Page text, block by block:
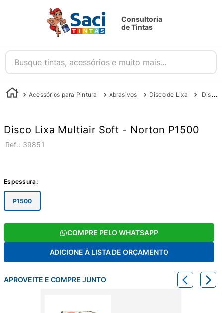
Consultoria
de Tintas
Busque tintas, acessórios e muito mais...
Acessórios para Pintura Abrasivos Disco de Lixa Disco Multiair Soft 1500 - Norton
Disco Lixa Multiair Soft - Norton P1500
: 39851
Espessura:
P1500
COMPRE PELO WHATSAPP
ADICIONE À LISTA DE ORÇAMENTO
APROVEITE E COMPRE JUNTO